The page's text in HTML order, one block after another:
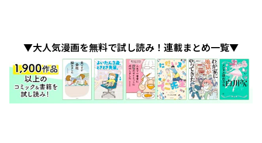
▼大人気漫画を無料で試し読み！連載まとめ一覧▼